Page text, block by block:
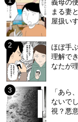
義母の
まる妻
屋扱い
ほぼ手
理解で
なたが
「あら
ないで
視？悪